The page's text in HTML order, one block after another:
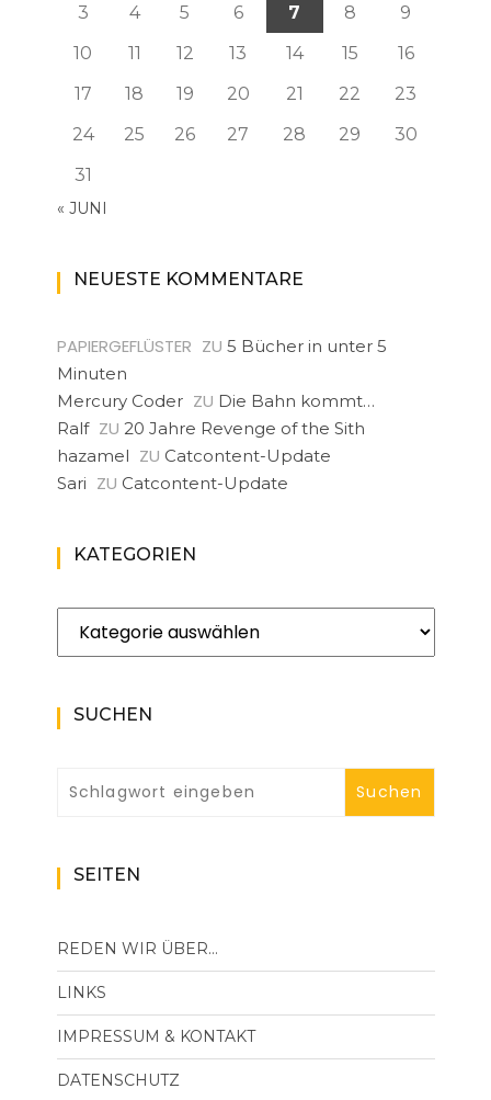
3
4 5 6 7 8
9
10
11 12 13 14 15
16
17
18 19 20 21 22
23
24
25 26 27 28 29
30
31
« JUNI
NEUESTE KOMMENTARE
PAPIERGEFLÜSTER ZU 5 Bücher in unter 5
Minuten
Mercury Coder ZU Die Bahn kommt…
Ralf ZU 20 Jahre Revenge of the Sith
hazamel ZU Catcontent-Update
Sari ZU Catcontent-Update
KATEGORIEN
Kategorien
SUCHEN
SEITEN
REDEN WIR ÜBER…
LINKS
IMPRESSUM & KONTAKT
DATENSCHUTZ